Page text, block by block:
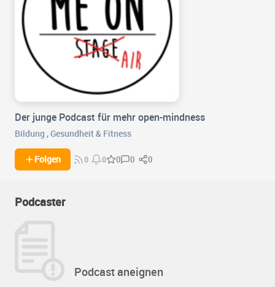
Der junge Podcast für mehr open-mindness
Bildung ,Gesundheit & Fitness
Folgen 0 0 0 0 0
Podcaster
Podcast aneignen